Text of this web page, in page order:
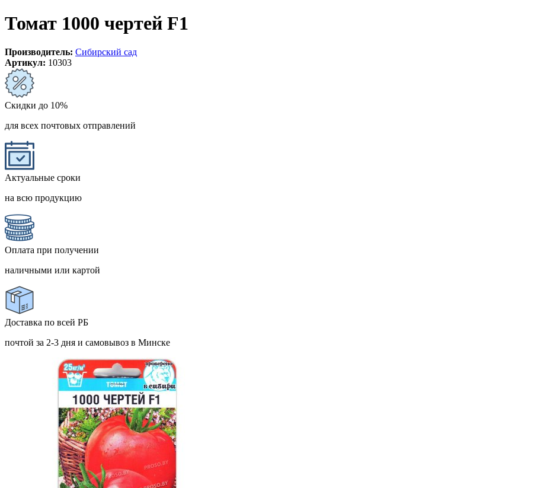
Томат 1000 чертей F1
Производитель: Сибирский сад
Артикул: 10303
Скидки до 10%
для всех почтовых отправлений
Актуальные сроки
на всю продукцию
Оплата при получении
наличными или картой
Доставка по всей РБ
почтой за 2-3 дня и самовывоз в Минске